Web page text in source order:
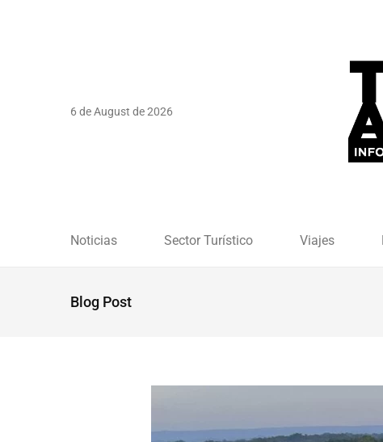
6 de August de 2026
Noticias Sector Turístico Viajes
Blog Post